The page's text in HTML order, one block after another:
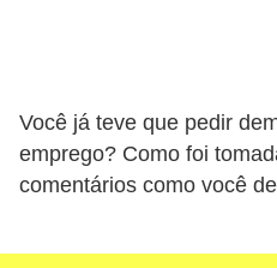
Você já teve que pedir
emprego? Como foi
comentários como você